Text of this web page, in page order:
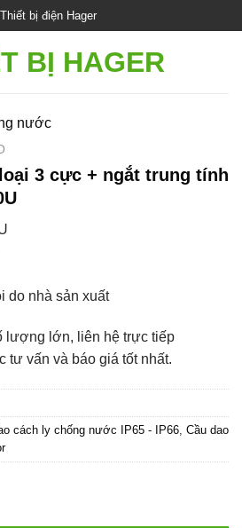
Thiết bị điện Hager
3 cực + ngắt trung tính
do nhà sản xuất
lượng lớn, liên hệ trực tiếp
tư vấn và báo giá tốt nhất.
cách ly chống nước IP65 - IP66 Cầu dao